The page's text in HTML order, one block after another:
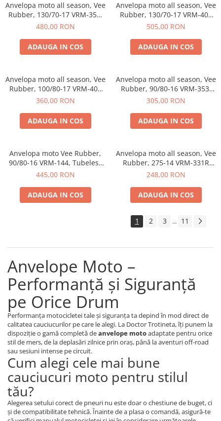
Anvelopa moto all season, Vee
Rubber, 130/70-17 VRM-351,
Tubeless 62S - Made in
480,00 RON
ADAUGA IN COS
Anvelopa moto all season, Vee
Rubber, 130/70-17 VRM-408
62P Tubeless - Made in
505,00 RON
ADAUGA IN COS
Anvelopa moto all season, Vee
Rubber, 100/80-17 VRM-408
52P Tubeless - Made in
360,00 RON
ADAUGA IN COS
Anvelopa moto all season, Vee
Rubber, 90/80-16 VRM-353,
Tubeless 51J - Made in
305,00 RON
ADAUGA IN COS
Anvelopa moto Vee Rubber,
90/80-16 VRM-144, Tubeless
52J - Made in Thailanda
445,00 RON
ADAUGA IN COS
Anvelopa moto all season, Vee
Rubber, 275-14 VRM-331R
STUD LESS, TT 41P - Made in
248,00 RON
ADAUGA IN COS
1 2 3 ... 11
Anvelope Moto –
Performanță și Siguranță
pe Orice Drum
Performanța motocicletei tale și siguranța ta depind în mod direct de
calitatea cauciucurilor pe care le alegi. La Doctor Trotineta, îți punem la
dispoziție o gamă completă deanvelope motoadaptate pentru orice
stil de mers, de la deplasări zilnice prin oraș, până la aventuri off-road
sau sesiuni intense pe circuit.
Cum alegi cele mai bune
cauciucuri moto pentru stilul
tău?
Alegerea setului corect de pneuri nu este doar o chestiune de buget, ci
și de compatibilitate tehnică. Înainte de a plasa o comandă, asigură-te